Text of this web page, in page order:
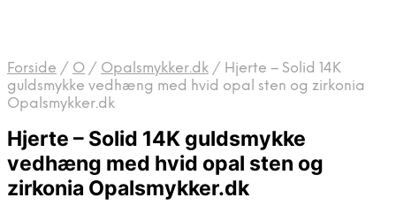
Forside / O / Opalsmykker.dk / Hjerte – Solid 14K
guldsmykke vedhæng med hvid opal sten og zirkonia
Opalsmykker.dk
Hjerte – Solid 14K guldsmykke
vedhæng med hvid opal sten og
zirkonia Opalsmykker.dk